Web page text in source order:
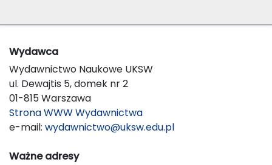
Wydawca
Wydawnictwo Naukowe UKSW
ul. Dewajtis 5, domek nr 2
01-815 Warszawa
Strona WWW Wydawnictwa
e-mail: wydawnictwo@uksw.edu.pl
Ważne adresy